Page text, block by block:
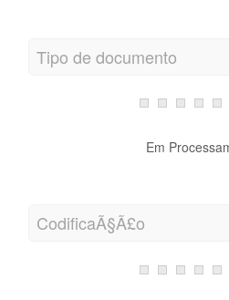
Tipo de documento
Em
CodificaÃ§Ã£o